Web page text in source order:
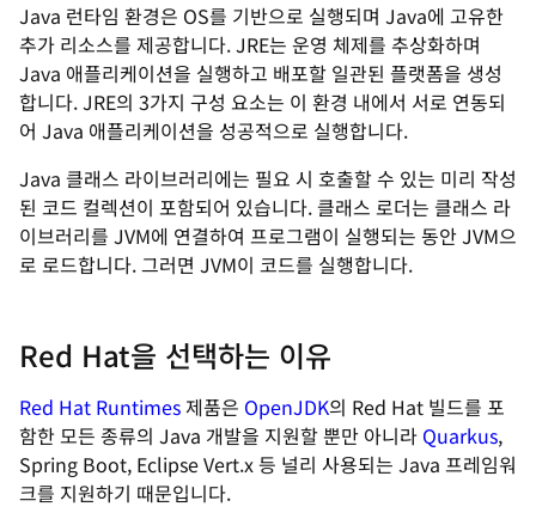
Java 런타임 환경은 OS를 기반으로 실행되며 Java에 고유한
추가 리소스를 제공합니다. JRE는 운영 체제를 추상화하며
Java 애플리케이션을 실행하고 배포할 일관된 플랫폼을 생성
합니다. JRE의 3가지 구성 요소는 이 환경 내에서 서로 연동되
어 Java 애플리케이션을 성공적으로 실행합니다.
Java 클래스 라이브러리에는 필요 시 호출할 수 있는 미리 작성
된 코드 컬렉션이 포함되어 있습니다. 클래스 로더는 클래스 라
이브러리를 JVM에 연결하여 프로그램이 실행되는 동안 JVM으
로 로드합니다. 그러면 JVM이 코드를 실행합니다.
Red Hat을 선택하는 이유
Red Hat Runtimes제품은 OpenJDK의 Red Hat 빌드를 포
함한 모든 종류의 Java 개발을 지원할 뿐만 아니라 Quarkus,
Spring Boot, Eclipse Vert.x 등 널리 사용되는 Java 프레임워
크를 지원하기 때문입니다.